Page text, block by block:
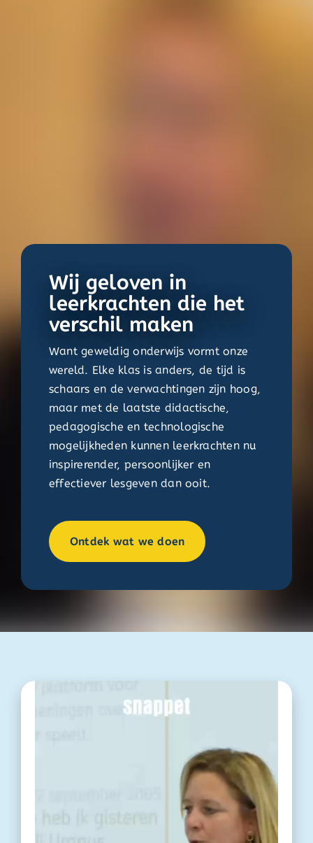
Wij geloven in
leerkrachten die het
verschil maken
Want geweldig onderwijs vormt onze
wereld. Elke klas is anders, de tijd is
schaars en de verwachtingen zijn hoog,
maar met de laatste didactische,
pedagogische en technologische
mogelijkheden kunnen leerkrachten nu
inspirerender, persoonlijker en
effectiever lesgeven dan ooit.
Ontdek wat we doen